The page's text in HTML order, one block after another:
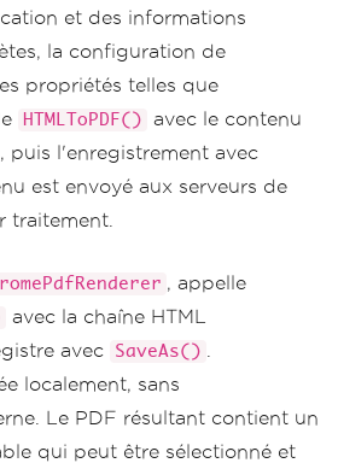
et des informations
la configuration de
propriétés telles que
HTMLToPDF()
avec le contenu
puis l'enregistrement avec
est envoyé aux serveurs de
traitement.
, appelle
avec la chaîne HTML
avec
SaveAs()
localement, sans
Le PDF résultant contient un
qui peut être sélectionné et